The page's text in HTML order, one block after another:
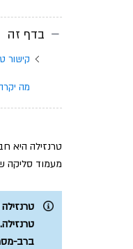
בדף זה
קישור
מה
טרנזילה היא
מעמוד סליקה
ברב-